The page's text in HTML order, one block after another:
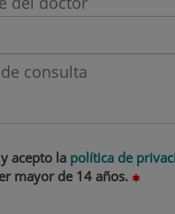
acepto la política de
mayor de 14 años.